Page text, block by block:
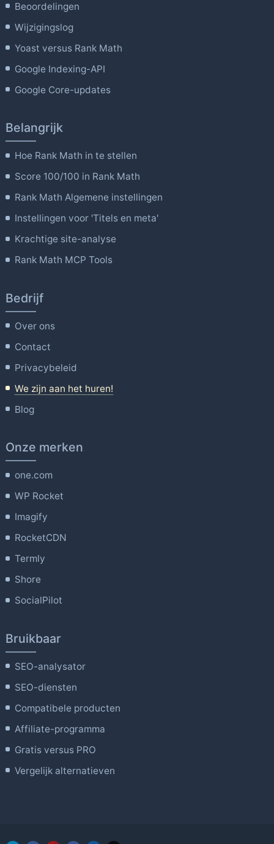
Beoordelingen
Wijzigingslog
Yoast versus Rank Math
Google Indexing-API
Google Core-updates
Belangrijk
Hoe Rank Math in te stellen
Score 100/100 in Rank Math
Rank Math Algemene instellingen
Instellingen voor 'Titels en meta'
Krachtige site-analyse
Rank Math MCP Tools
Bedrijf
Over ons
Contact
Privacybeleid
We zijn aan het huren!
Blog
Onze merken
one.com
WP Rocket
Imagify
RocketCDN
Termly
Shore
SocialPilot
Bruikbaar
SEO-analysator
SEO-diensten
Compatibele producten
Affiliate-programma
Gratis versus PRO
Vergelijk alternatieven